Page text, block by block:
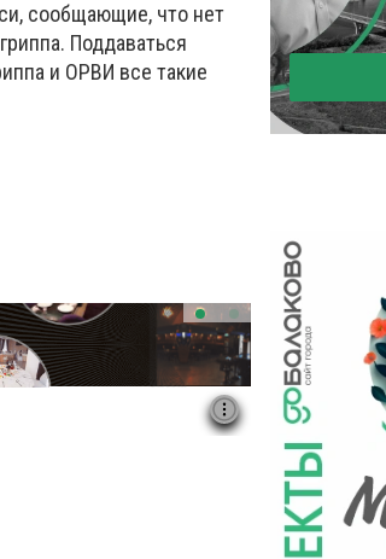
сообщающие, что нет
Поддаваться
и ОРВИ все такие